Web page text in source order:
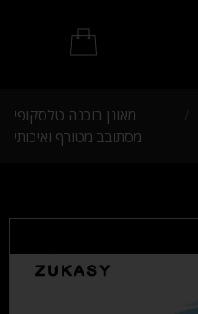
מאונן בוכנה טלסקופי
מסתובב מטורף ואיכותי